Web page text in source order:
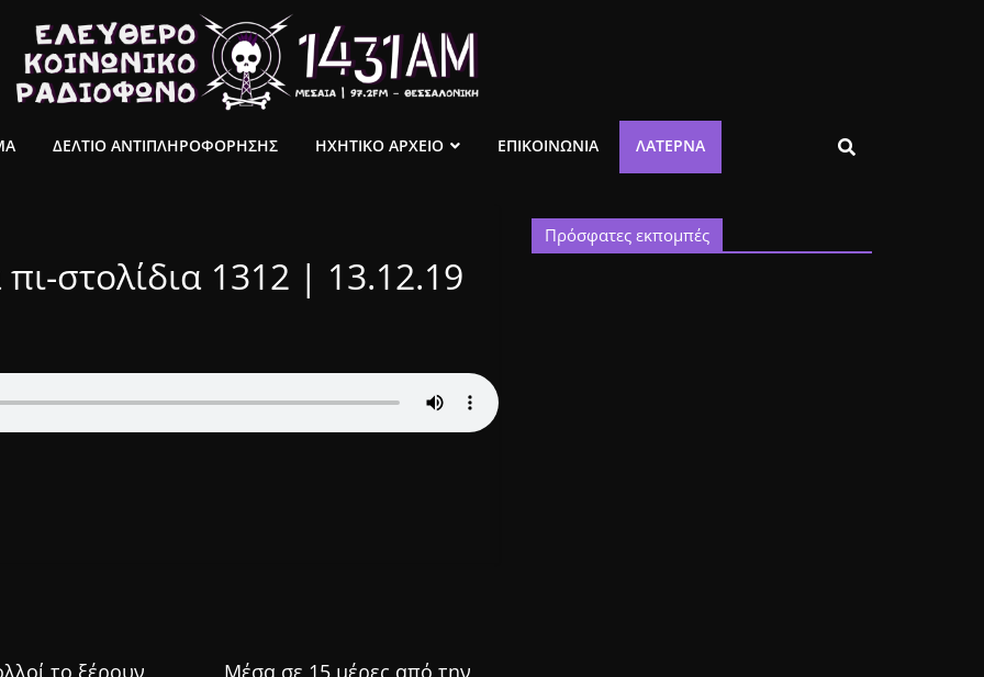
ΔΕΛΤΙΟ ΑΝΤΙΠΛΗΡΟΦΟΡΗΣΗΣ ΗΧΗΤΙΚΟ ΑΡΧΕΙΟ ΕΠΙΚΟΙΝΩΝΙΑ ΛΑΤΈΡΝΑ
στολίδια 1312 | 13.12.19
το ξέρουν
Μέσα σε 15 μέρες από την
Πρόσφατες εκπομπές